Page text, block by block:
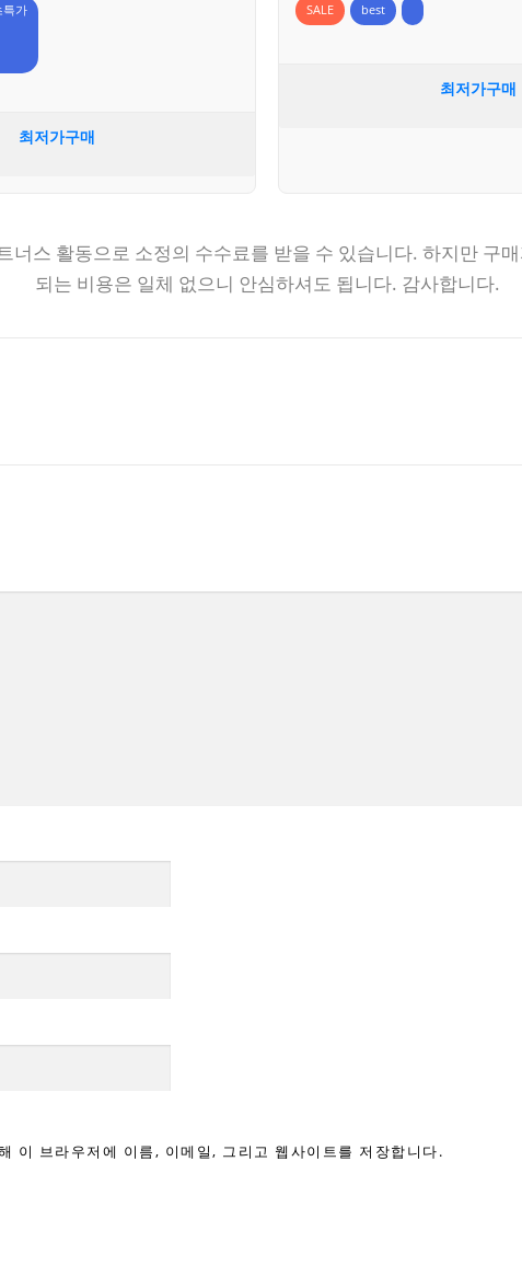
특가
최저가구매
SALE best
최저가구매
너스 활동으로 소정의 수수료를 받을 수 있습니다. 하지만 구
되는 비용은 일체 없으니 안심하셔도 됩니다. 감사합니다.
이 브라우저에 이름, 이메일, 그리고 웹사이트를 저장합니다.